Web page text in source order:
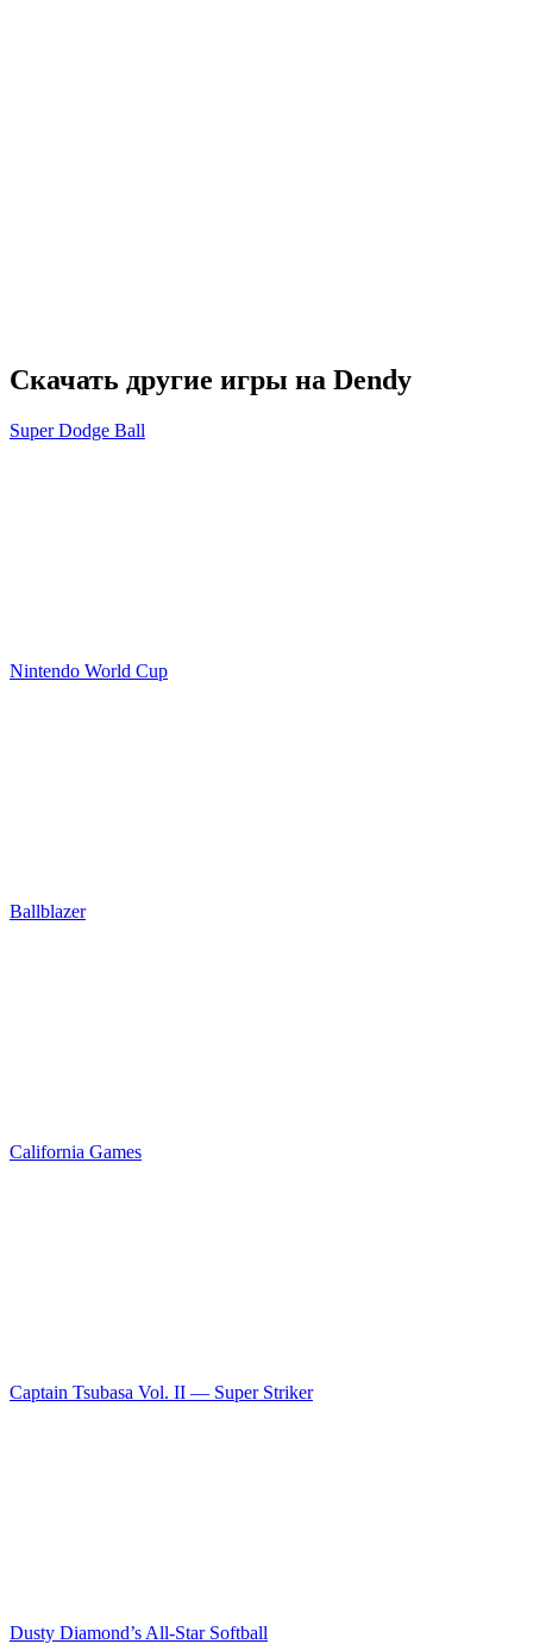
Скачать другие игры на Dendy
Super Dodge Ball
Nintendo World Cup
Ballblazer
California Games
Captain Tsubasa Vol. II — Super Striker
Dusty Diamond’s All-Star Softball